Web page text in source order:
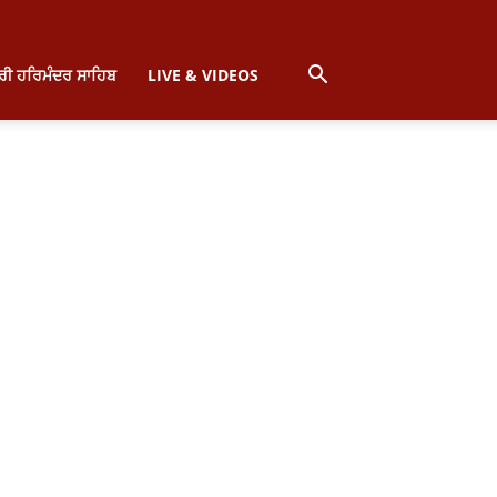
ਹਰਿਮੰਦਰ ਸਾਹਿਬ LIVE & VIDEOS